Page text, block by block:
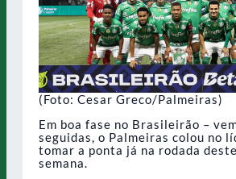
(Foto: Cesar Greco/Palmeiras)
Em boa fase no Brasileirão –
seguidas, o Palmeiras colou no
tomar a ponta já na rodada
semana.